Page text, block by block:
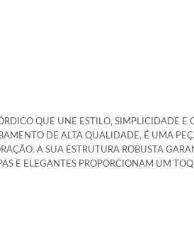
QUE UNE ESTILO, SIMPLICIDADE E
DE ALTA QUALIDADE, É UMA
A SUA ESTRUTURA ROBUSTA
E ELEGANTES PROPORCIONAM UM